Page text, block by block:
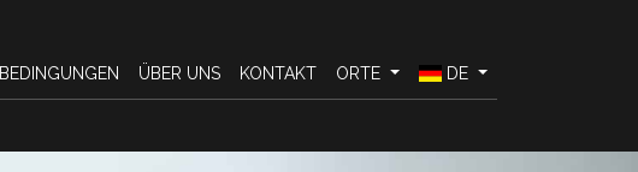
BEDINGUNGEN ÜBER UNS KONTAKT ORTE DE